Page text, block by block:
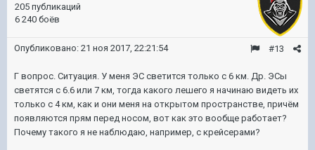
205 публикаций
6 240 боёв
#13
Опубликовано: 21 ноя 2017, 22:21:54
Г вопрос. Ситуация. У меня ЭС светится только с 6 км. Др. ЭСы
светятся с 6.6 или 7 км, тогда какого лешего я начинаю видеть их
только с 4 км, как и они меня на открытом пространстве, причём
появляются прям перед носом, вот как это вообще работает?
Почему такого я не наблюдаю, например, с крейсерами?